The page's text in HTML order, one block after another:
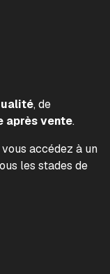
, de
après vente.
accédez à un
les stades de